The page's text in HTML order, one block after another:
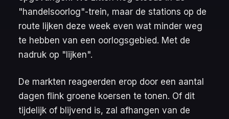
"handelsoorlog"-trein, maar de stations op de
route lijken deze week even wat minder weg
te hebben van een oorlogsgebied. Met de
nadruk op "lijken".
De markten reageerden erop door een aantal
dagen flink groene koersen te tonen. Of dit
tijdelijk of blijvend is, zal afhangen van de